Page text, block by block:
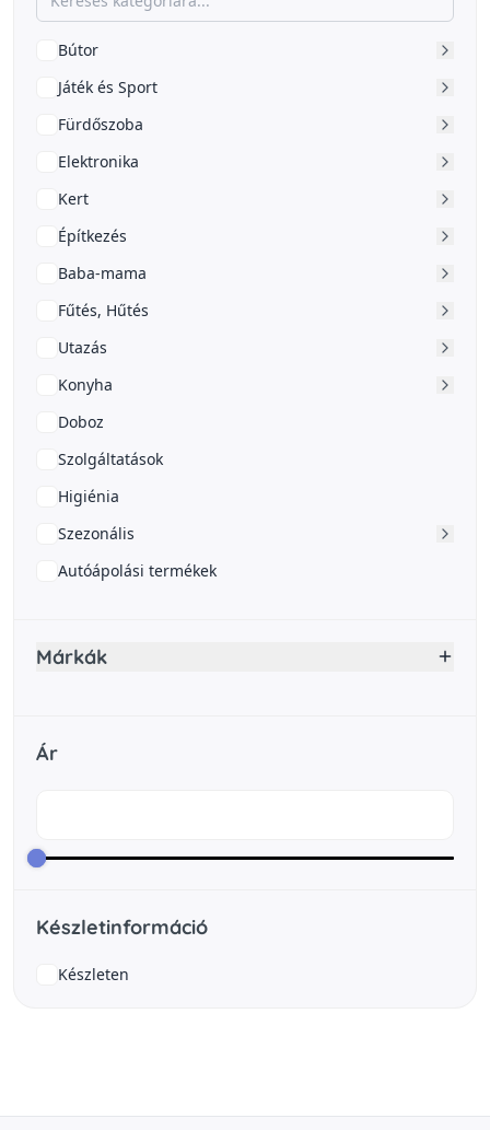
Bútor
Játék és Sport
Fürdőszoba
Elektronika
Kert
Építkezés
Baba-mama
Fűtés, Hűtés
Utazás
Konyha
Doboz
Szolgáltatások
Higiénia
Szezonális
Autóápolási termékek
Márkák
Ár
Készletinformáció
Készleten